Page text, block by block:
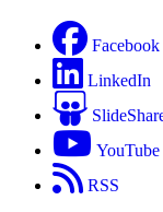
Facebook
LinkedIn
YouTube
RSS